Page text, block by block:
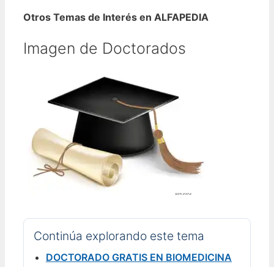
Otros Temas de Interés en ALFAPEDIA
Imagen de Doctorados
Continúa explorando este tema
DOCTORADO GRATIS EN BIOMEDICINA